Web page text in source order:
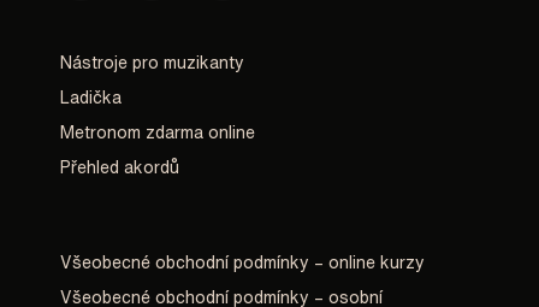
Nástroje pro muzikanty
Ladička
Metronom zdarma online
Přehled akordů
Všeobecné obchodní podmínky – online kurzy
Všeobecné obchodní podmínky – osobní